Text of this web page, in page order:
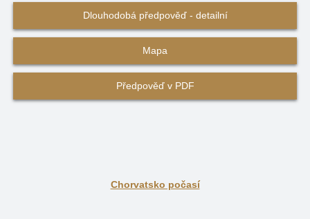
Dlouhodobá předpověď - detailní
Mapa
Předpověď v PDF
Chorvatsko počasí